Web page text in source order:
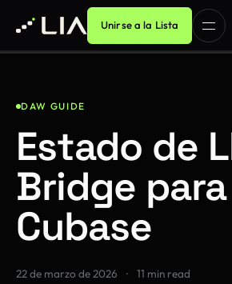
Unirse a la Lista
DAW GUIDE
Estado de
Bridge para
Cubase
22 de marzo de 2026 · 11 min read